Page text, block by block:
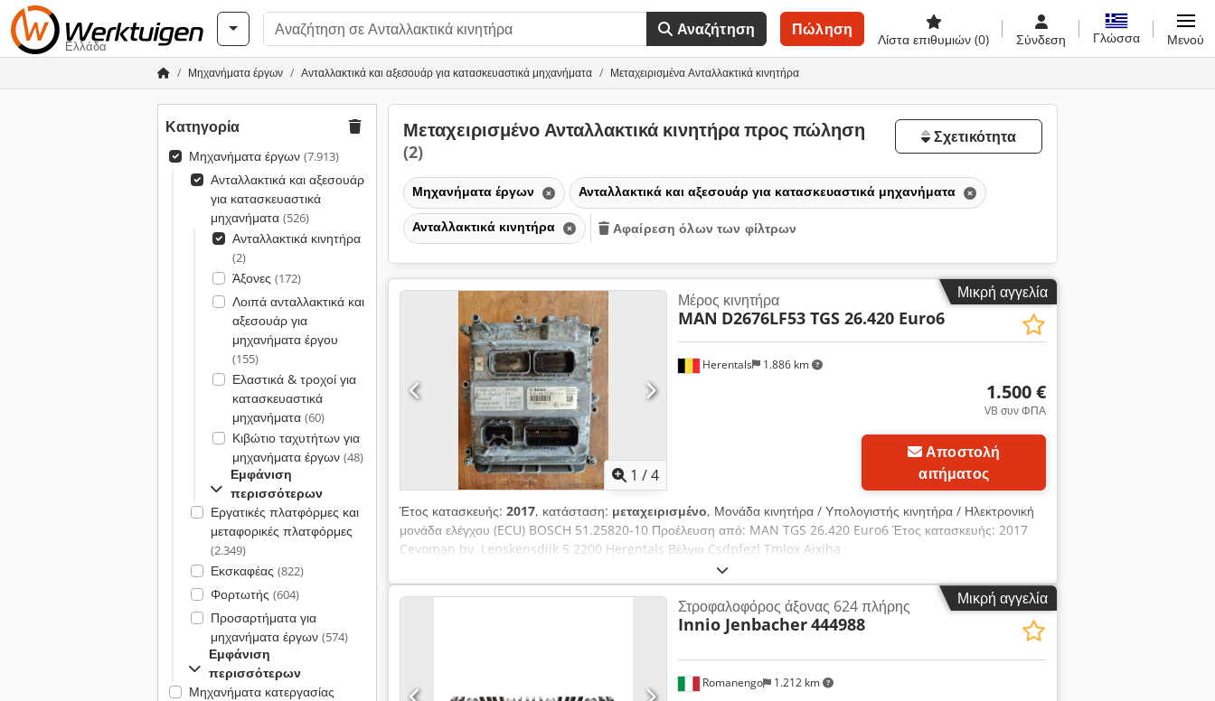
Ελλάδα
Αναζήτηση Πώληση
Λίστα επιθυμιών (0) Σύνδεση Γλώσσα Μενού
Μηχανήματα έργων Ανταλλακτικά και αξεσουάρ για κατασκευαστικά μηχανήματα Μεταχειρισμένα Ανταλλακτικά κινητήρα
Κατηγορία
Μηχανήματα έργων (7.913)
Ανταλλακτικά και αξεσουάρ
για κατασκευαστικά
μηχανήματα (526)
Ανταλλακτικά κινητήρα
(2)
Άξονες (172)
Λοιπά ανταλλακτικά και
αξεσουάρ για
μηχανήματα έργου
(155)
Ελαστικά & τροχοί για
κατασκευαστικά
μηχανήματα (60)
Κιβώτιο ταχυτήτων για
μηχανήματα έργων (48)
Εμφάνιση
περισσότερων
Εργατικές πλατφόρμες και
μεταφορικές πλατφόρμες
(2.349)
Εκσκαφέας (822)
Φορτωτής (604)
Προσαρτήματα για
μηχανήματα έργων (574)
Εμφάνιση
περισσότερων
Μηχανήματα κατεργασίας
Μεταχειρισμένο Ανταλλακτικά κινητήρα προς πώληση
(2)
Σχετικότητα
Μηχανήματα έργων Ανταλλακτικά και αξεσουάρ για κατασκευαστικά μηχανήματα
Ανταλλακτικά κινητήρα Αφαίρεση όλων των φίλτρων
Μικρή αγγελία
1 /4
Herentals 1.886 km
Μέρος κινητήρα
MAN D2676LF53 TGS 26.420 Euro6
1.500 €
VB συν ΦΠΑ
Αποστολή
αιτήματος
Έτος κατασκευής: 2017, κατάσταση: μεταχειρισμένο, Μονάδα κινητήρα / Υπολογιστής κινητήρα / Ηλεκτρονική
μονάδα ελέγχου (ECU) BOSCH 51.25820-10 Προέλευση από: MAN TGS 26.420 Euro6 Έτος κατασκευής: 2017
Cevoman bv. Lenskensdijk 5 2200 Herentals Βέλγιο Csdpfezl Tmlox Aixjha
Μικρή αγγελία
Romanengo 1.212 km
Στροφαλοφόρος άξονας 624 πλήρης
Innio Jenbacher444988